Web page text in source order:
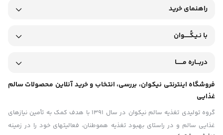
راهنمای خرید
با نـیـکُـــــوان
دربـــاره مــــــا
فروشگاه اینترنتی نیکوان، بررسی، انتخاب و خرید آنلاین محصولات سالم
غذایی
گروه تولیدی تغذیه سالم نیکوان در سال ۱۳۹۱ با هدف کمک به تأمین نیازهای
غذایی سالم و در راستای بهبود تغذیه هموطنان، فعالیتهای خود را در زمینه‏